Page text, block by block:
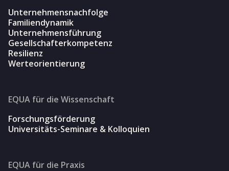
Unternehmensnachfolge
Familiendynamik
Unternehmensführung
Gesellschafterkompetenz
Resilienz
Werteorientierung
EQUA für die Wissenschaft
Forschungsförderung
Universitäts-Seminare & Kolloquien
EQUA für die Praxis